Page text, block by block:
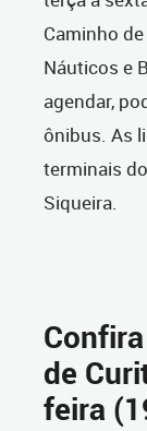
Caminho
Náuticos e
agendar,
ônibus. As
terminais
Siqueira.
de
feira